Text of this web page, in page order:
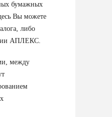
бумажных
Вы можете
либо
АПЛЕКС.
между